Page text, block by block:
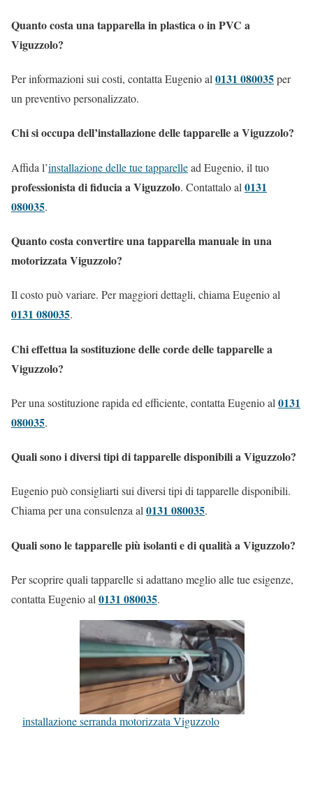
Quanto costa una tapparella in plastica o in PVC a
Viguzzolo?
Per informazioni sui costi, contatta Eugenio al 0131 080035per
un preventivo personalizzato.
Chi si occupa dell’installazione delle tapparelle a Viguzzolo?
Affida l’installazione delle tue tapparellead Eugenio, il tuo
professionista di fiducia a Viguzzolo. Contattalo al 0131
080035.
Quanto costa convertire una tapparella manuale in una
motorizzata Viguzzolo?
Il costo può variare. Per maggiori dettagli, chiama Eugenio al
0131 080035.
Chi effettua la sostituzione delle corde delle tapparelle a
Viguzzolo?
Per una sostituzione rapida ed efficiente, contatta Eugenio al 0131
080035.
Quali sono i diversi tipi di tapparelle disponibili a Viguzzolo?
Eugenio può consigliarti sui diversi tipi di tapparelle disponibili.
Chiama per una consulenza al0131 080035.
Quali sono le tapparelle più isolanti e di qualità a Viguzzolo?
Per scoprire quali tapparelle si adattano meglio alle tue esigenze,
contatta Eugenio al 0131 080035.
installazione serranda motorizzata Viguzzolo